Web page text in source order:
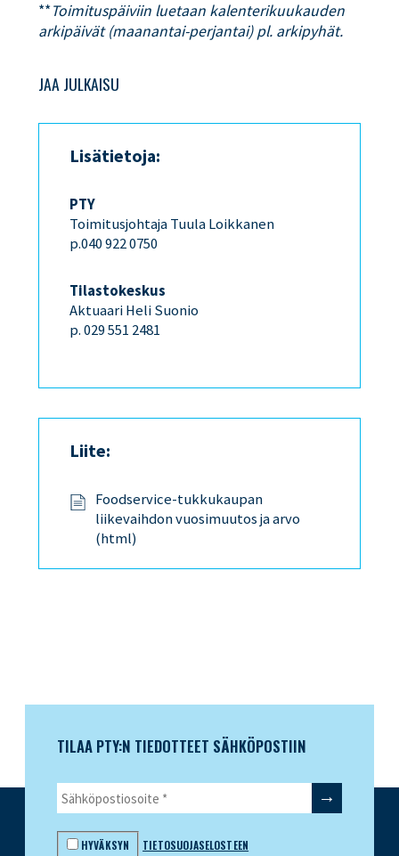
**Toimituspäiviin luetaan kalenterikuukauden
arkipäivät (maanantai-perjantai) pl. arkipyhät.
JAA JULKAISU
Lisätietoja:
PTY
Toimitusjohtaja Tuula Loikkanen
p.040 922 0750
Tilastokeskus
Aktuaari Heli Suonio
p. 029 551 2481
Liite:
Foodservice-tukkukaupan
liikevaihdon vuosimuutos ja arvo
(html)
TILAA PTY:N TIEDOTTEET SÄHKÖPOSTIIN
HYVÄKSYN TIETOSUOJASELOSTEEN